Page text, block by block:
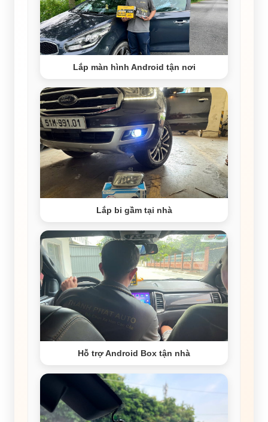
Lắp màn hình Android tận nơi
Lắp bi gầm tại nhà
Hỗ trợ Android Box tận nhà